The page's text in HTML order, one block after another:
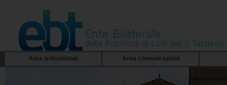
Area istituzionale Area comunicazioni